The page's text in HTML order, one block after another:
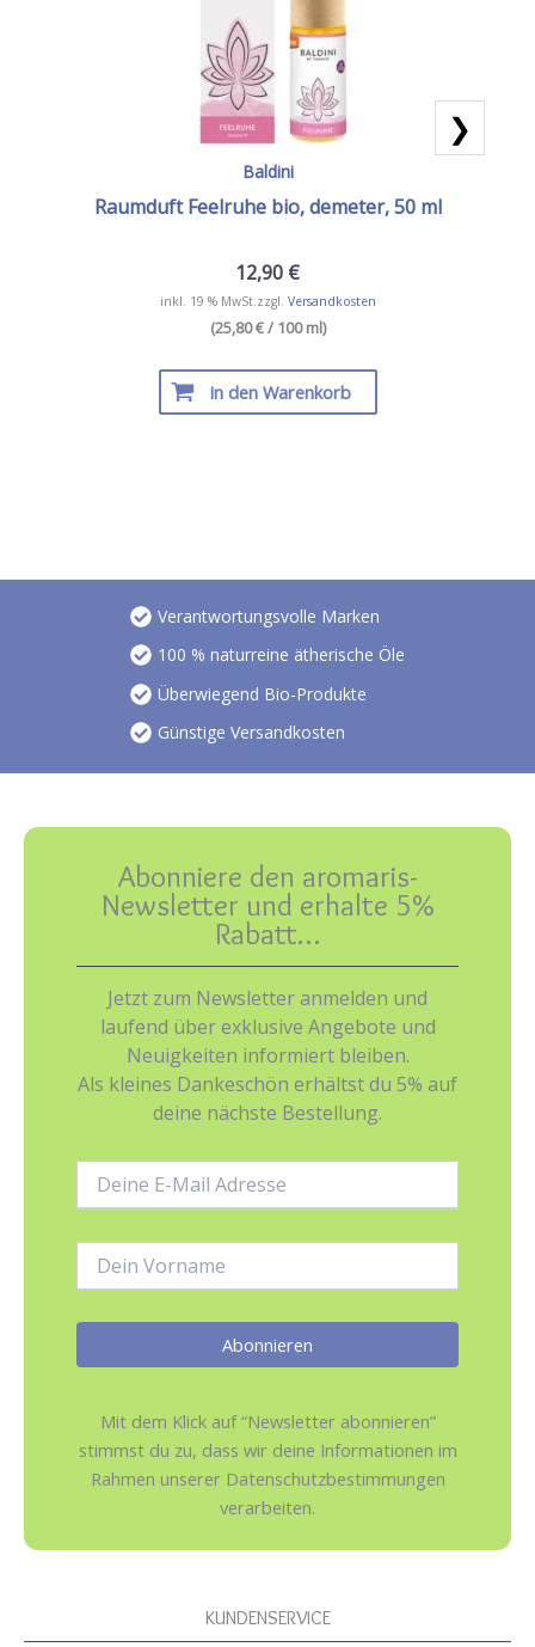
Baldini
Raumduft Feelruhe bio, demeter, 50 ml
12,90 €
inkl. 19 % MwSt.zzgl. Versandkosten
(25,80 € / 100 ml)
In den Warenkorb
❯
Verantwortungsvolle Marken
100 % naturreine ätherische Öle
Überwiegend Bio-Produkte
Günstige Versandkosten
Abonniere den aromaris-
Newsletter und erhalte 5%
Rabatt…
Jetzt zum Newsletter anmelden und
laufend über exklusive Angebote und
Neuigkeiten informiert bleiben.
Als kleines Dankeschön erhältst du 5% auf
deine nächste Bestellung.
Mail-
Mit dem Klick auf “Newsletter abonnieren”
stimmst du zu, dass wir deine Informationen im
Rahmen unserer Datenschutzbestimmungen
verarbeiten.
KUNDENSERVICE